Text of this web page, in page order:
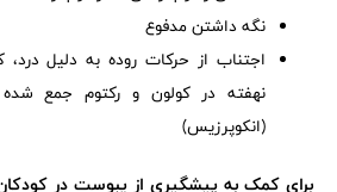
نگه داشتن مدفوع
اجتناب از حرکات روده به دلیل
نهفته در کولون و رکتوم جمع
(انکوپرزیس)
برای کمک به پیشگیری از یبوست در